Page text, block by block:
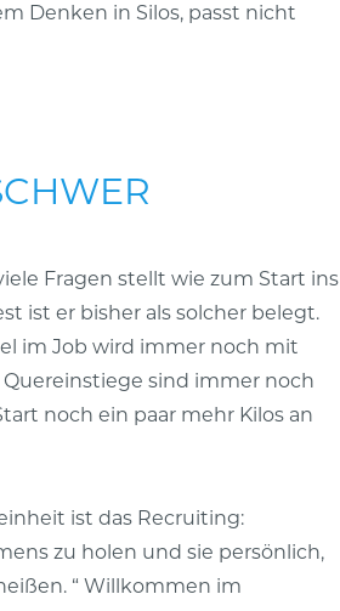
Denken in Silos, passt nicht
Fragen stellt wie zum Start ins
ist er bisher als solcher belegt.
im Job wird immer noch mit
sind immer noch
noch ein paar mehr Kilos an
ist das Recruiting:
zu holen und sie persönlich,
“ Willkommen im